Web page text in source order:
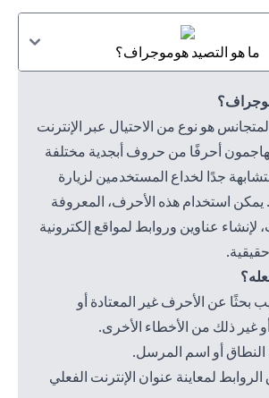
ما هو التصيد هوموجراف؟
هو نوع من الاحتيال عبر الإنترنت
أحرفًا من حروف أبجدية مختلفة
جدًا لخداع المستخدمين لزيارة
يمكن استخدام هذه الأحرف، المعروفة
لإنشاء عناوين وروابط لمواقع إلكترونية
بحثًا عن الأحرف غير المعتادة أو
أو غير ذلك من الأخطاء الأخرى.
النطاق أو اسم المرسل.
لمعاينة عنوان الإنترنت الفعلي